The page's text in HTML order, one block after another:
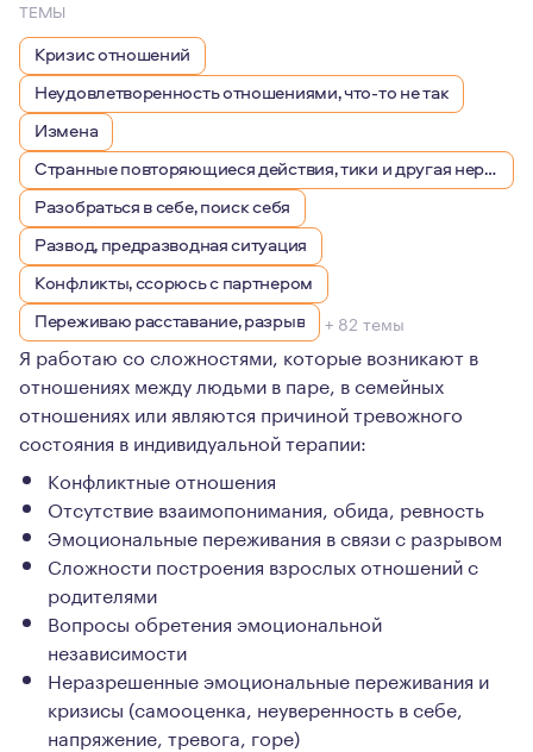
ТЕМЫ
Кризис отношений
Неудовлетворенность отношениями, что-то не так
Измена
Странные повторяющиеся действия, тики и другая нервная симптоматика
Разобраться в себе, поиск себя
Развод, предразводная ситуация
Конфликты, ссорюсь с партнером
Переживаю расставание, разрыв
+ 82 темы
Я работаю со сложностями, которые возникают в
отношениях между людьми в паре, в семейных
отношениях или являются причиной тревожного
состояния в индивидуальной терапии:
Конфликтные отношения
Отсутствие взаимопонимания, обида, ревность
Эмоциональные переживания в связи с разрывом
Сложности построения взрослых отношений с
родителями
Вопросы обретения эмоциональной
независимости
Неразрешенные эмоциональные переживания и
кризисы (самооценка, неуверенность в себе,
напряжение, тревога, горе)